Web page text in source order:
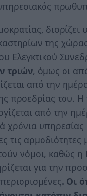
της
Ελεγκτικού
τριών, όμως οι
από την
προεδρίας του. Η
από την
χρόνια
τις
νόμοι, καθώς η
για την
. Οι